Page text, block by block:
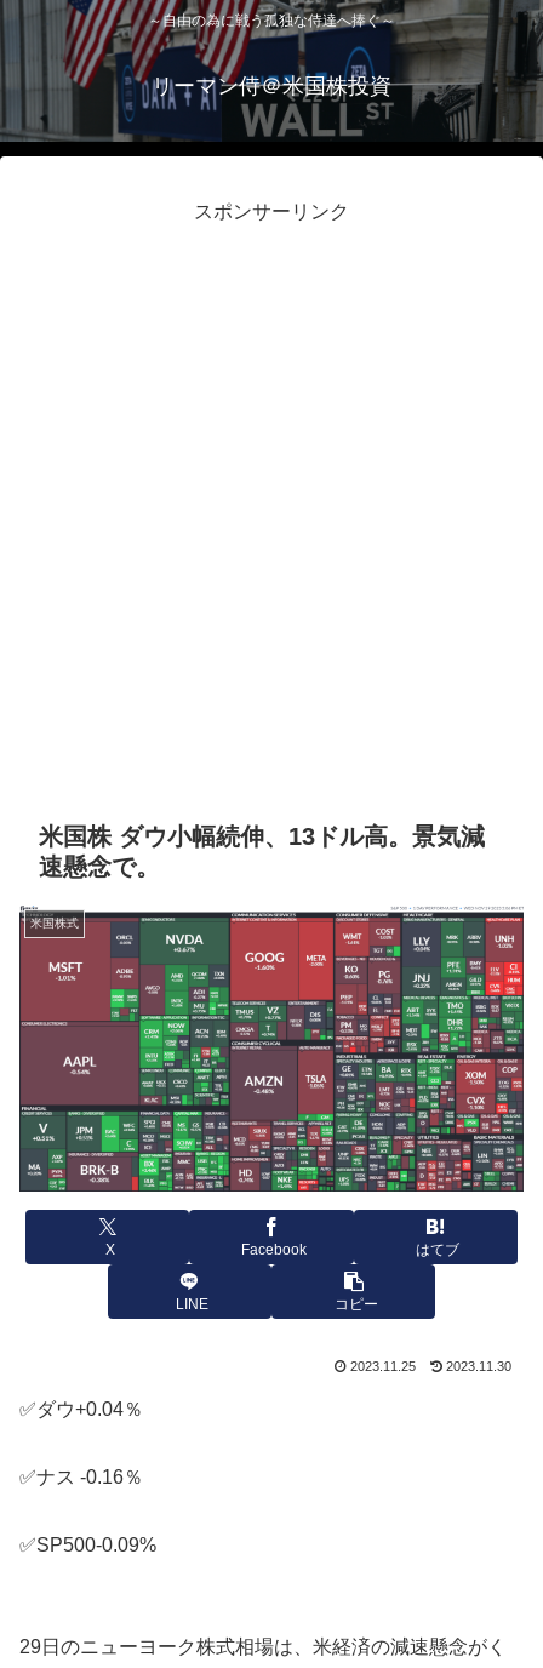
～自由の為に戦う孤独な侍達へ捧ぐ～
リーマン侍＠米国株投資
スポンサーリンク
米国株 ダウ小幅続伸、13ドル高。景気減
速懸念で。
米国株式
X Facebook はてブ
LINE コピー
2023.11.25 2023.11.30
✅ダウ+0.04％
✅ナス -0.16％
✅SP500-0.09%
29日のニューヨーク株式相場は、米経済の減速懸念がく